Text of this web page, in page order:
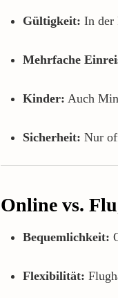
Gültigkeit: In der
Mehrfache
Kinder: Auch
Sicherheit: Nur
Online vs.
Bequemlichkeit:
Flexibilität: